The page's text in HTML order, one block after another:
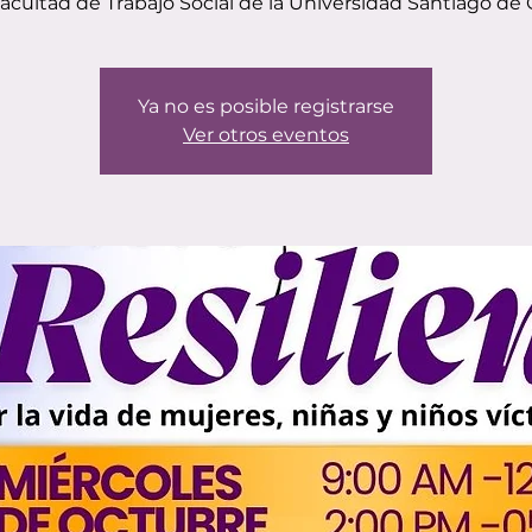
Ya no es posible registrarse
Ver otros eventos